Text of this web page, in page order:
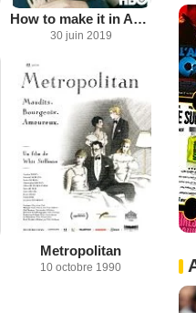
How to make it in America
30 juin 2019
Metropolitan
10 octobre 1990